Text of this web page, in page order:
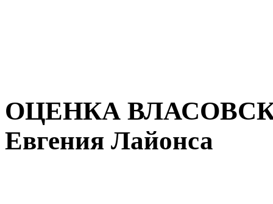
ОЦЕНКА
Евгения Лайонса